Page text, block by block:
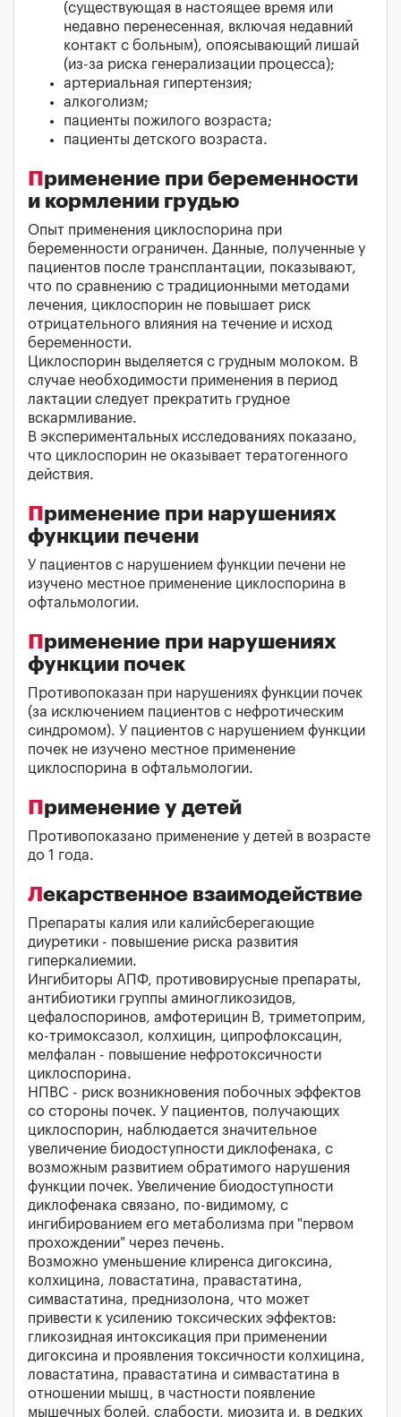
(существующая в настоящее время или
недавно перенесенная, включая недавний
контакт с больным), опоясывающий лишай
(из-за риска генерализации процесса);
артериальная гипертензия;
алкоголизм;
пациенты пожилого возраста;
пациенты детского возраста.
Применение при беременности
и кормлении грудью
Опыт применения циклоспорина при
беременности ограничен. Данные, полученные у
пациентов после трансплантации, показывают,
что по сравнению с традиционными методами
лечения, циклоспорин не повышает риск
отрицательного влияния на течение и исход
беременности.
Циклоспорин выделяется с грудным молоком. В
случае необходимости применения в период
лактации следует прекратить грудное
вскармливание.
В экспериментальных исследованиях показано,
что циклоспорин не оказывает тератогенного
действия.
Применение при нарушениях
функции печени
У пациентов с нарушением функции печени не
изучено местное применение циклоспорина в
офтальмологии.
Применение при нарушениях
функции почек
Противопоказан при нарушениях функции почек
(за исключением пациентов с нефротическим
синдромом). У пациентов с нарушением функции
почек не изучено местное применение
циклоспорина в офтальмологии.
Применение у детей
Противопоказано применение у детей в возрасте
до 1 года.
Лекарственное взаимодействие
Препараты калия или калийсберегающие
диуретики - повышение риска развития
гиперкалиемии.
Ингибиторы АПФ, противовирусные препараты,
антибиотики группы аминогликозидов,
цефалоспоринов, амфотерицин B, триметоприм,
ко-тримоксазол, колхицин, ципрофлоксацин,
мелфалан - повышение нефротоксичности
циклоспорина.
НПВС - риск возникновения побочных эффектов
со стороны почек. У пациентов, получающих
циклоспорин, наблюдается значительное
увеличение биодоступности диклофенака, с
возможным развитием обратимого нарушения
функции почек. Увеличение биодоступности
диклофенака связано, по-видимому, с
ингибированием его метаболизма при "первом
прохождении" через печень.
Возможно уменьшение клиренса дигоксина,
колхицина, ловастатина, правастатина,
симвастатина, преднизолона, что может
привести к усилению токсических эффектов:
гликозидная интоксикация при применении
дигоксина и проявления токсичности колхицина,
ловастатина, правастатина и симвастатина в
отношении мышц, в частности появление
мышечных болей, слабости, миозита и, в редких